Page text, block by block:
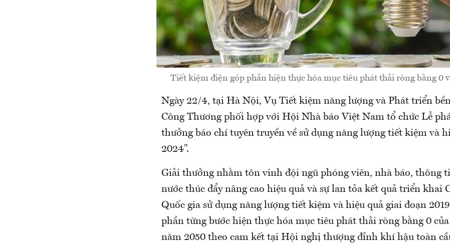
Tiết kiệm điện góp phần hiện thực hóa mục tiêu phát thải ròng bằng 0
Ngày 22/4, tại Hà Nội, Vụ Tiết kiệm năng lượng và Phát triển
Công Thương phối hợp với Hội Nhà báo Việt Nam tổ chức Lễ
thưởng báo chí tuyên truyền về sử dụng năng lượng tiết kiệm và
2024”.
Giải thưởng nhằm tôn vinh đội ngũ phóng viên, nhà báo, thông
nước thúc đẩy nâng cao hiệu quả và sự lan tỏa kết quả triển khai
Quốc gia sử dụng năng lượng tiết kiệm và hiệu quả giai đoạn
phần từng bước hiện thực hóa mục tiêu phát thải ròng bằng 0
năm 2050 theo cam kết tại Hội nghị thượng đỉnh khí hậu toàn